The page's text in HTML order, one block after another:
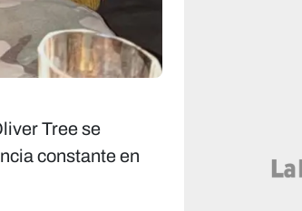
Tree se
constante en